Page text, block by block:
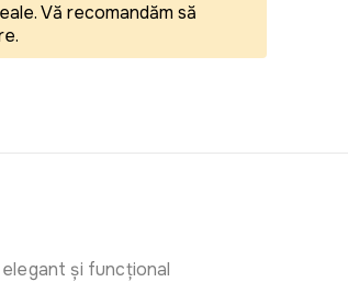
Vă recomandăm să
și funcțional